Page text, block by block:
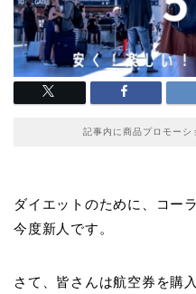
記事内に商品プロモーシ
ダイエットのために、コー
今度新人です。
さて、皆さんは航空券を購